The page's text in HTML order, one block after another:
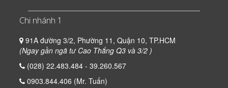
Chi nhánh 1
91A đường 3/2, Phường 11, Quận 10, TP.HCM
(Ngay gần ngã tư Cao Thắng Q3 và 3/2 )
(028) 22.483.484 - 39.260.567
0903.844.406 (Mr. Tuấn)